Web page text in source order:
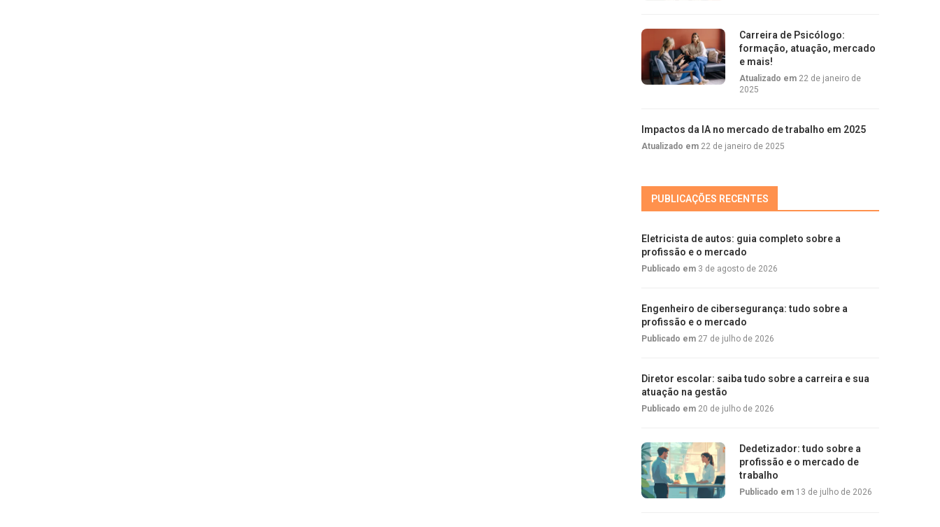
Carreira de Psicólogo:
formação, atuação, mercado
e mais!
Atualizado em 22 de janeiro de
2025
Impactos da IA no mercado de trabalho em 2025
Atualizado em 22 de janeiro de 2025
PUBLICAÇÕES RECENTES
Eletricista de autos: guia completo sobre a
profissão e o mercado
Publicado em 3 de agosto de 2026
Engenheiro de cibersegurança: tudo sobre a
profissão e o mercado
Publicado em 27 de julho de 2026
Diretor escolar: saiba tudo sobre a carreira e sua
atuação na gestão
Publicado em 20 de julho de 2026
Dedetizador: tudo sobre a
profissão e o mercado de
trabalho
Publicado em 13 de julho de 2026